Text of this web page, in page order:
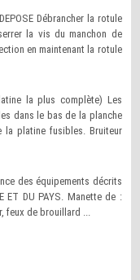
Débrancher la rotule
la vis du manchon de
en maintenant la rotule
la plus complète) Les
dans le bas de la planche
platine fusibles. Bruiteur
des équipements décrits
ET DU PAYS. Manette de :
feux de brouillard ...